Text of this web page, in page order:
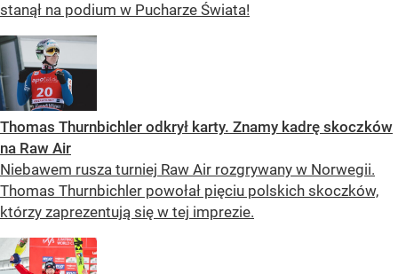
stanął na podium w Pucharze Świata!
Thomas Thurnbichler odkrył karty. Znamy kadrę skoczków
na Raw Air
Niebawem rusza turniej Raw Air rozgrywany w Norwegii.
Thomas Thurnbichler powołał pięciu polskich skoczków,
którzy zaprezentują się w tej imprezie.